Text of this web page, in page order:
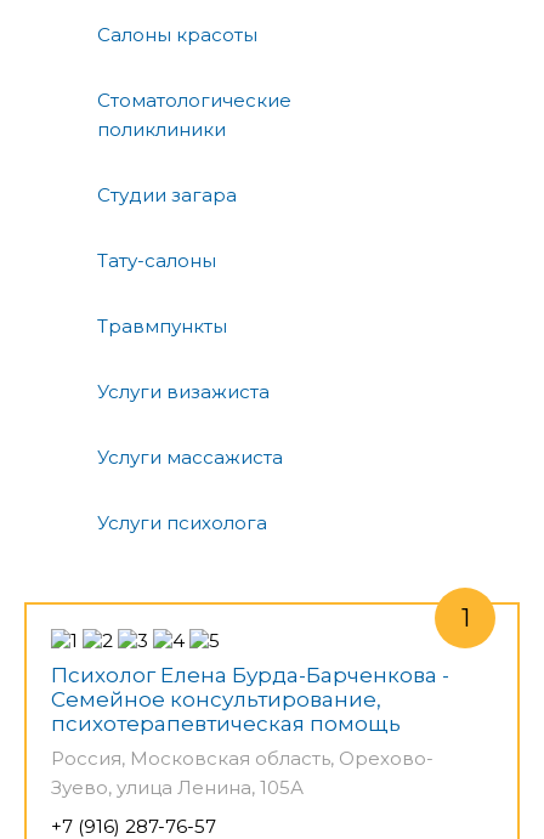
Салоны красоты
Стоматологические
поликлиники
Студии загара
Тату-салоны
Травмпункты
Услуги визажиста
Услуги массажиста
Услуги психолога
Психолог Елена Бурда-Барченкова -
Семейное консультирование,
психотерапевтическая помощь
Россия, Московская область, Орехово-
Зуево, улица Ленина, 105А
+7 (916) 287-76-57